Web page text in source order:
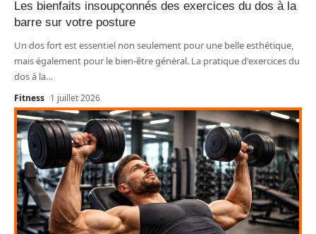
Les bienfaits insoupçonnés des exercices du dos à la
barre sur votre posture
Un dos fort est essentiel non seulement pour une belle esthétique,
mais également pour le bien-être général. La pratique d'exercices du
dos à la…
Fitness 1 juillet 2026